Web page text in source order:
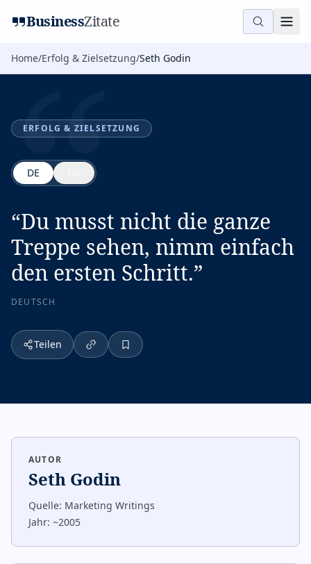
BusinessZitate
Home/Erfolg & Zielsetzung/Seth Godin
“
ERFOLG & ZIELSETZUNG
DE
“Du musst nicht die ganze
Treppe sehen, nimm einfach
den ersten Schritt.”
DEUTSCH
Teilen
AUTOR
Seth Godin
Quelle: Marketing Writings
Jahr: ~2005